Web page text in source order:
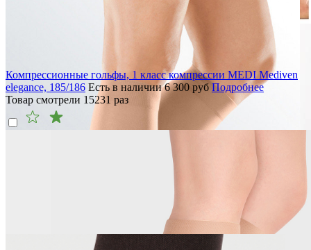
Компрессионные гольфы, 1 класс компрессии MEDI Mediven
elegance, 185/186 Есть в наличии 6 300 руб Подробнее
Товар смотрели 15231 раз